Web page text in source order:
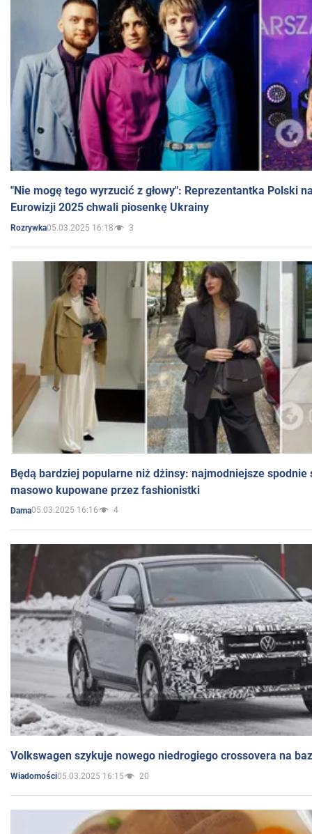
"Nie mogę tego wyrzucić z głowy": Reprezentantka Polski
Eurowizji 2025 chwali piosenkę Ukrainy
Rozrywka05.03.2025 16:18 3
Będą bardziej popularne niż dżinsy: najmodniejsze spodnie
masowo kupowane przez fashionistki
Dama05.03.2025 16:16 4
Volkswagen szykuje nowego niedrogiego crossovera na
Wiadomości05.03.2025 16:15 20